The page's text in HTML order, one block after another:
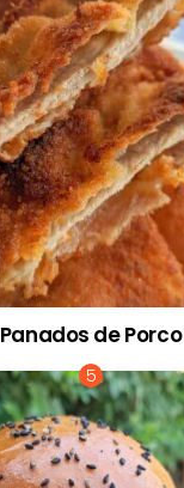
Panados de Porco